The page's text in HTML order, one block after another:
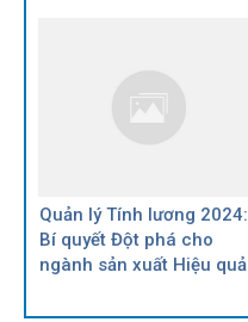
Quản lý Tính lương 2024:
Bí quyết Đột phá cho
ngành sản xuất Hiệu quả